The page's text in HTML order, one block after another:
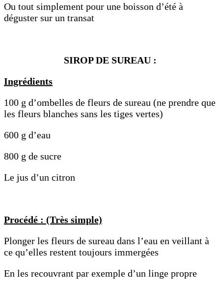
Ou tout simplement pour une boisson d’été à
déguster sur un transat
SIROP DE SUREAU :
Ingrédients
100 g d’ombelles de fleurs de sureau (ne prendre que
les fleurs blanches sans les tiges vertes)
600 g d’eau
800 g de sucre
Le jus d’un citron
Procédé : (Très simple)
Plonger les fleurs de sureau dans l’eau en veillant à
ce qu’elles restent toujours immergées
En les recouvrant par exemple d’un linge propre